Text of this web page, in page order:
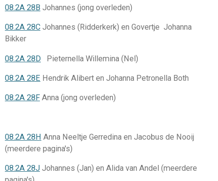
08.2A 28B Johannes (jong overleden)
08.2A 28C Johannes (Ridderkerk) en Govertje Johanna
Bikker
08.2A 28D Pieternella Willemina (Nel)
08.2A 28E Hendrik Alibert en Johanna Petronella Both
08.2A 28F Anna (jong overleden)
08.2A 28H Anna Neeltje Gerredina en Jacobus de Nooij
(meerdere pagina's)
08.2A 28J Johannes (Jan) en Alida van Andel (meerdere